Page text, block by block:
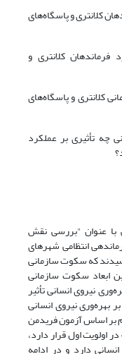
کلانتری و پاسگاه‌های
کلانتری و
کلانتری و پاسگاه‌های
چه تأثیری بر عملکرد
در پژوهشی با عنوان "بررسی نقش
انتظامی شهرهای
که سکوت سازمانی
ابعاد سکوت سازمانی
نیروی انسانی تأثیر
بهره‌وری نیروی انسانی
بر اساس آزمون فریدمن
نشان می‌دهد که سکوت مطیع با ضریب 43/3 در اولویت اول قرار دارد،
دارد و در ادامه